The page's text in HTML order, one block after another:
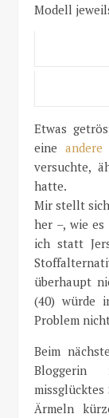
Modell
Etwas
eine
versuchte,
hatte.
Mir stellt
her –, wie
ich statt
überhaupt
(40) würde
Problem
Beim
Bloggerin
Ärmeln